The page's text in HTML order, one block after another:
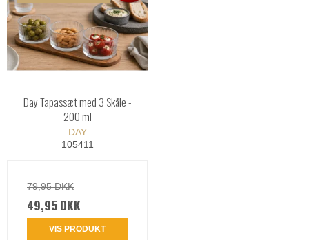
Day Tapassæt med 3 Skåle -
200 ml
DAY
105411
79,95 DKK
49,95 DKK
VIS PRODUKT